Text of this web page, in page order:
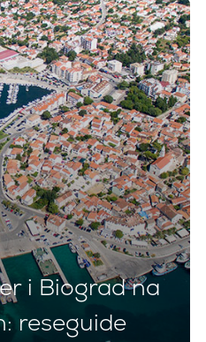
i Biograd na
reseguide